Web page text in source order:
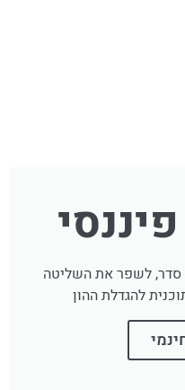
סדר, לשפר את השליטה
להגדלת ההון